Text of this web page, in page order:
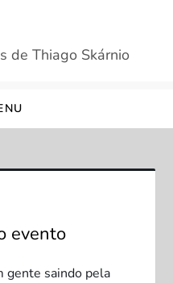
de Thiago Skárnio
evento
gente saindo pela